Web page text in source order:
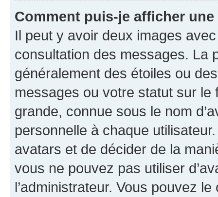
Comment puis-je afficher
Il peut y avoir deux images
consultation des messages. La
généralement des étoiles ou
messages ou votre statut sur
grande, connue sous le nom
personnelle à chaque utilisateur.
avatars et de décider de la
vous ne pouvez pas utiliser
l’administrateur. Vous pouvez